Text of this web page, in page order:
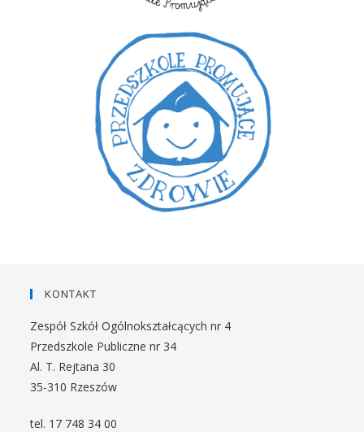
KONTAKT
Zespół Szkół Ogólnokształcących nr 4
Przedszkole Publiczne nr 34
Al. T. Rejtana 30
35-310 Rzeszów
tel. 17 748 34 00